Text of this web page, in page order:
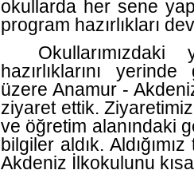
okullarda her sene
program hazırlıkları
hazırlıklarını
üzere Anamur -
ziyaret ettik.
ve öğretim alanındaki
bilgiler aldık.
Akdeniz İlkokulunu